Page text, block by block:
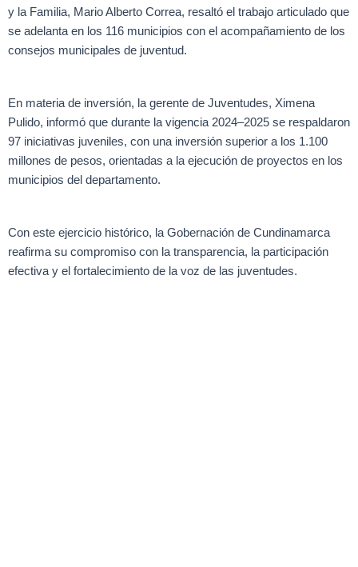
y la Familia, Mario Alberto Correa, resaltó el trabajo articulado que
se adelanta en los 116 municipios con el acompañamiento de los
consejos municipales de juventud.
En materia de inversión, la gerente de Juventudes, Ximena
Pulido, informó que durante la vigencia 2024–2025 se respaldaron
97 iniciativas juveniles, con una inversión superior a los 1.100
millones de pesos, orientadas a la ejecución de proyectos en los
municipios del departamento.
Con este ejercicio histórico, la Gobernación de Cundinamarca
reafirma su compromiso con la transparencia, la participación
efectiva y el fortalecimiento de la voz de las juventudes.